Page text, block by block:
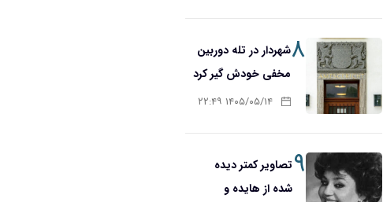
۸شهردار در تله دوربین
مخفی خودش گیر کرد
۱۴۰۵/۰۵/۱۴ ۲۲:۴۹
۹تصاویر کمتر دیده
شده از هایده و